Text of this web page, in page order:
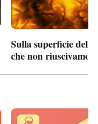
Sulla superficie del
che non riuscivamo